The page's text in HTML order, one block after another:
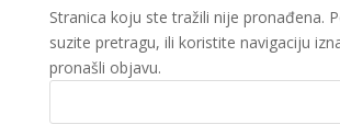
Stranica koju ste tražili nije pronađena.
suzite pretragu, ili koristite navigaciju
pronašli objavu.